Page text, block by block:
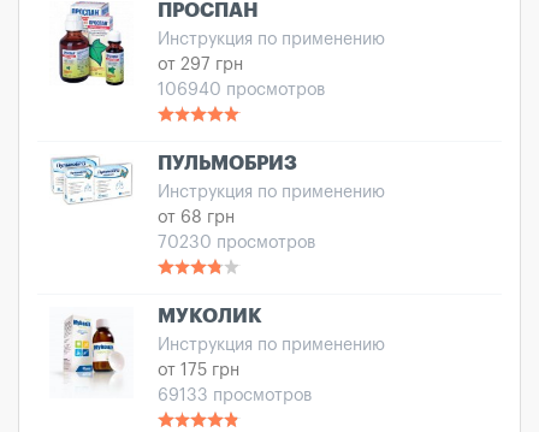
ПРОСПАН
Инструкция по применению
от 297 грн
106940 просмотров
ПУЛЬМОБРИЗ
Инструкция по применению
от 68 грн
70230 просмотров
МУКОЛИК
Инструкция по применению
от 175 грн
69133 просмотров